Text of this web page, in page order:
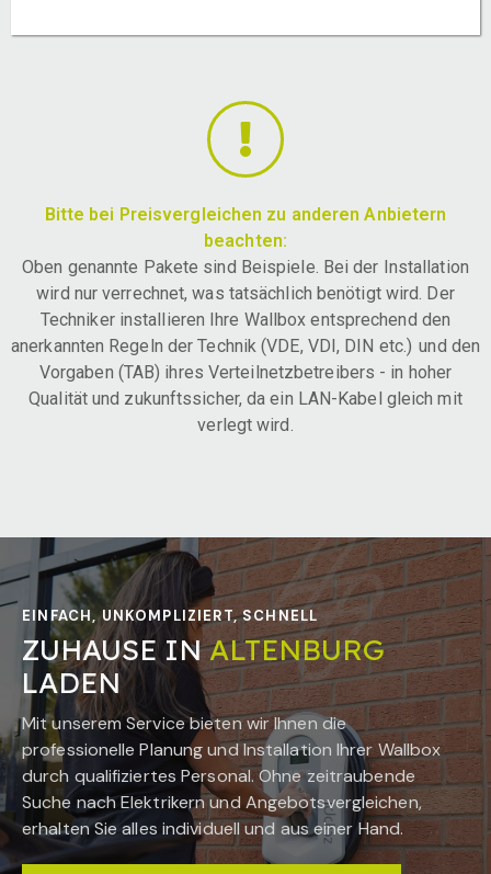
Bitte bei Preisvergleichen zu anderen Anbietern
beachten:
Oben genannte Pakete sind Beispiele. Bei der Installation
wird nur verrechnet, was tatsächlich benötigt wird. Der
Techniker installieren Ihre Wallbox entsprechend den
anerkannten Regeln der Technik (VDE, VDI, DIN etc.) und den
Vorgaben (TAB) ihres Verteilnetzbetreibers - in hoher
Qualität und zukunftssicher, da ein LAN-Kabel gleich mit
verlegt wird.
EINFACH, UNKOMPLIZIERT, SCHNELL
ZUHAUSE INALTENBURG
LADEN
Mit unserem Service bieten wir Ihnen die
professionelle Planung und Installation Ihrer Wallbox
durch qualifiziertes Personal. Ohne zeitraubende
Suche nach Elektrikern und Angebotsvergleichen,
erhalten Sie alles individuell und aus einer Hand.